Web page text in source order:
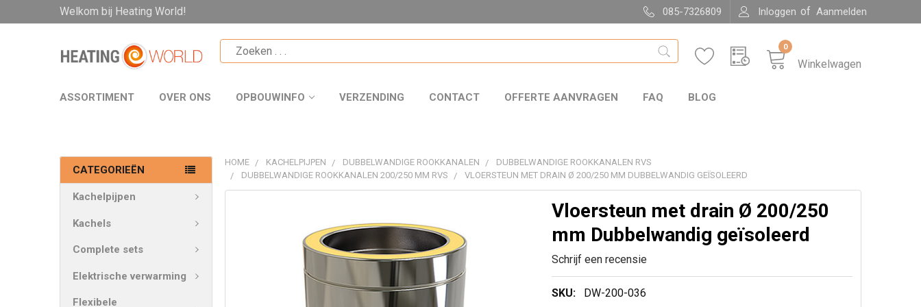
Welkom bij Heating World! 085-7326809 Inloggen of Aanmelden
Winkelwagen
0
ASSORTIMENT OVER ONS OPBOUWINFO VERZENDING CONTACT OFFERTE AANVRAGEN FAQ BLOG
CATEGORIEËN
Kachelpijpen
Kachels
Complete sets
Elektrische verwarming
Flexibele
HOME KACHELPIJPEN DUBBELWANDIGE ROOKKANALEN
DUBBELWANDIGE ROOKKANALEN RVS
DUBBELWANDIGE ROOKKANALEN 200/250 MM RVS
VLOERSTEUN MET DRAIN Ø 200/250 MM DUBBELWANDIG GEÏSOLEERD
Vloersteun met drain Ø 200/250
mm Dubbelwandig geïsoleerd
Schrijf een recensie
SKU: DW-200-036